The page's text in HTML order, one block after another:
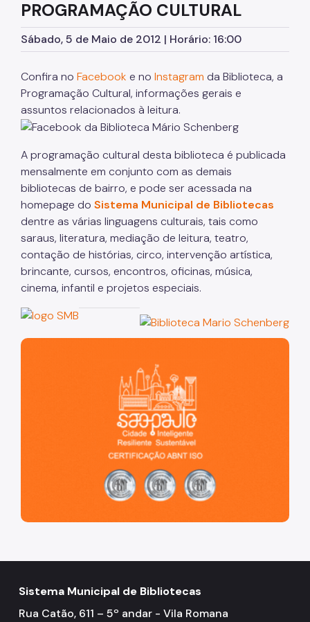
Núcleo Deficiência Visual
Programação Cultural
Telecentro
PROGRAMAÇÃO CULTURAL
Sábado, 5 de Maio de 2012 | Horário: 16:00
Confira no Facebook e no Instagram da Biblioteca, a
Programação Cultural, informações gerais e
assuntos relacionados à leitura.
A programação cultural desta biblioteca é publicada
mensalmente em conjunto com as demais
bibliotecas de bairro, e pode ser acessada na
homepage do Sistema Municipal de Bibliotecas
dentre as várias linguagens culturais, tais como
saraus, literatura, mediação de leitura, teatro,
contação de histórias, circo, intervenção artística,
brincante, cursos, encontros, oficinas, música,
cinema, infantil e projetos especiais.
São Paulo, cidade inteligente, resiliente e sustentável
Sistema Municipal de Bibliotecas
Rua Catão, 611 – 5º andar - Vila Romana